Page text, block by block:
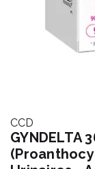
CCD
GYNDELTA